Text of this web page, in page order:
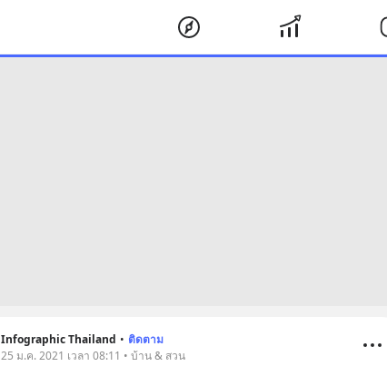
Infographic Thailand • ติดตาม
25 ม.ค. 2021 เวลา 08:11 • บ้าน & สวน